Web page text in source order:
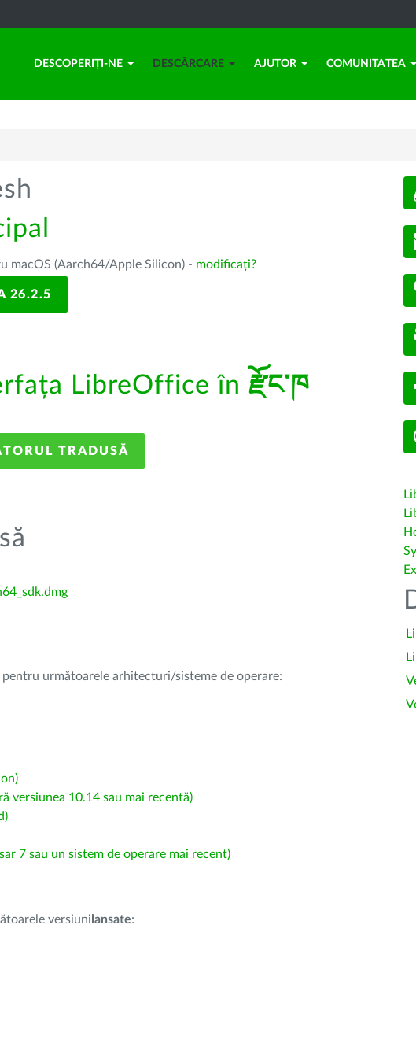
DESCOPERIȚI-NE DESCĂRCARE AJUTOR COMUNITATEA
macOS (Aarch64/Apple Silicon) - modificați?
26.2.5
LibreOffice în རྫོང་ཁ
TRADUSĂ
următoarele arhitecturi/sisteme de operare:
versiunea 10.14 sau mai recentă)
7 sau un sistem de operare mai recent)
versiuni lansate: